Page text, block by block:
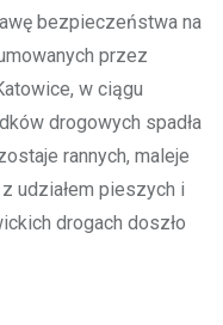
bezpieczeństwa na
przez
w ciągu
drogowych spadła
rannych, maleje
udziałem pieszych i
drogach doszło